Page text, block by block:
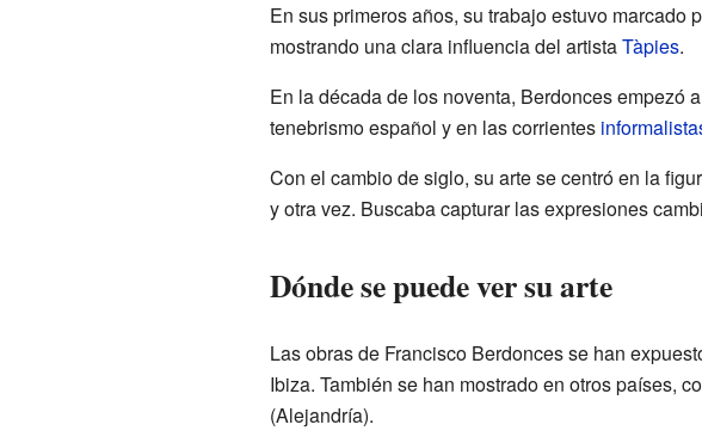
En sus primeros años, su trabajo estuvo marcado
mostrando una clara influencia del artistaTàpies.
En la década de los noventa, Berdonces empezó
tenebrismo español y en las corrientes
Con el cambio de siglo, su arte se centró en la
y otra vez. Buscaba capturar las expresiones
Dónde se puede ver su arte
Las obras de Francisco Berdonces se han
Ibiza. También se han mostrado en otros países,
(Alejandría).